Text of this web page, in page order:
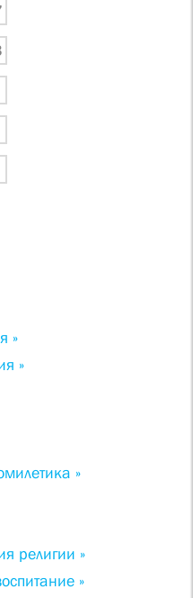
»
»
»
религии »
»